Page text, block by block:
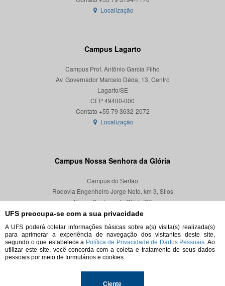
UFS preocupa-se com a sua privacidade
A UFS poderá coletar informações básicas sobre a(s) visita(s) realizada(s)
para aprimorar a experiência de navegação dos visitantes deste site,
segundo o que estabelece a Política de Privacidade de Dados Pessoais. Ao
utilizar este site, você concorda com a coleta e tratamento de seus dados
pessoais por meio de formulários e cookies.
Ciente
Localização
Campus Lagarto
Campus Prof. Antônio Garcia Filho
Av. Governador Marcelo Déda, 13, Centro
Lagarto/SE
CEP 49400-000
Localização
Campus Nossa Senhora da Glória
Campus do Sertão
Rodovia Engenheiro Jorge Neto, km 3, Silos
Nossa Senhora da Glória/SE
CEP 49680-000
Localização